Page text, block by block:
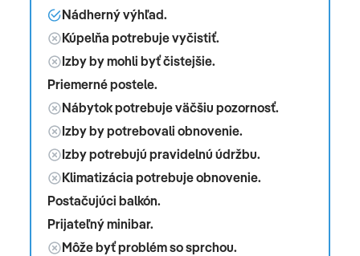
Nádherný výhľad.
Kúpelňa potrebuje vyčistiť.
Izby by mohli byť čistejšie.
Priemerné postele.
Nábytok potrebuje väčšiu pozornosť.
Izby by potrebovali obnovenie.
Izby potrebujú pravidelnú údržbu.
Klimatizácia potrebuje obnovenie.
Postačujúci balkón.
Prijateľný minibar.
Môže byť problém so sprchou.